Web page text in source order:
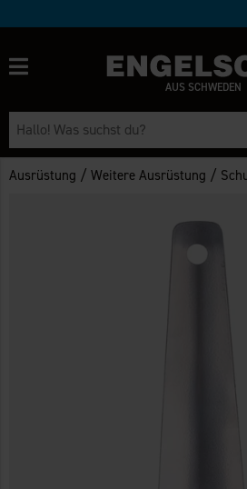
AUS SCHWEDEN
Ausrüstung /Weitere Ausrüstung /